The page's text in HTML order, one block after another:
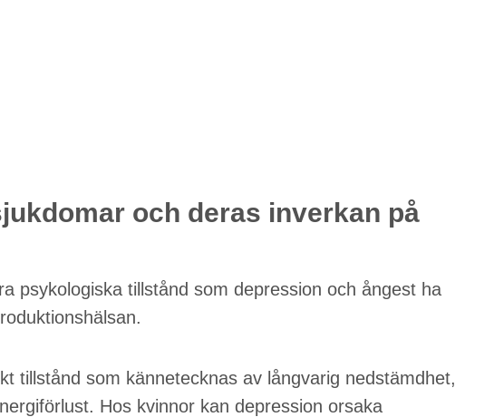
och deras inverkan på
psykologiska tillstånd som depression och ångest ha
tillstånd som kännetecknas av långvarig nedstämdhet,
Hos kvinnor kan depression orsaka